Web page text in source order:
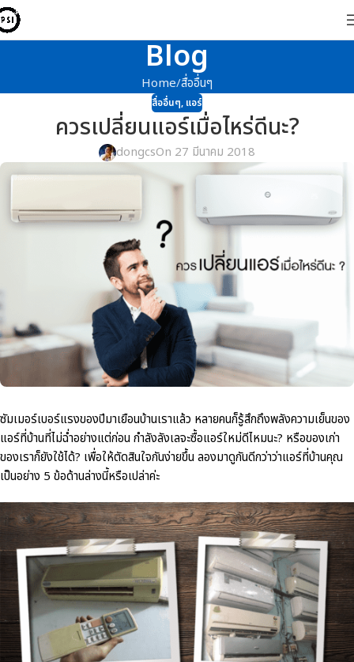
Blog
Home สื่ออื่นๆ
สื่ออื่นๆ, แอร์
ควรเปลี่ยนแอร์เมื่อไหร่ดีนะ?
dongcsOn 27 มีนาคม 2018
ซัมเมอร์เบอร์แรงของปีมาเยือนบ้านเราแล้ว หลายคนก็รู้สึกถึงพลังความเย็นของ
แอร์ที่บ้านที่ไม่ฉ่ำอย่างแต่ก่อน กำลังลังเลจะซื้อแอร์ใหม่ดีไหมนะ? หรือของเก่า
ของเราก็ยังใช้ได้? เพื่อให้ตัดสินใจกันง่ายขึ้น ลองมาดูกันดีกว่าว่าแอร์ที่บ้านคุณ
เป็นอย่าง 5 ข้อด้านล่างนี้หรือเปล่าค่ะ